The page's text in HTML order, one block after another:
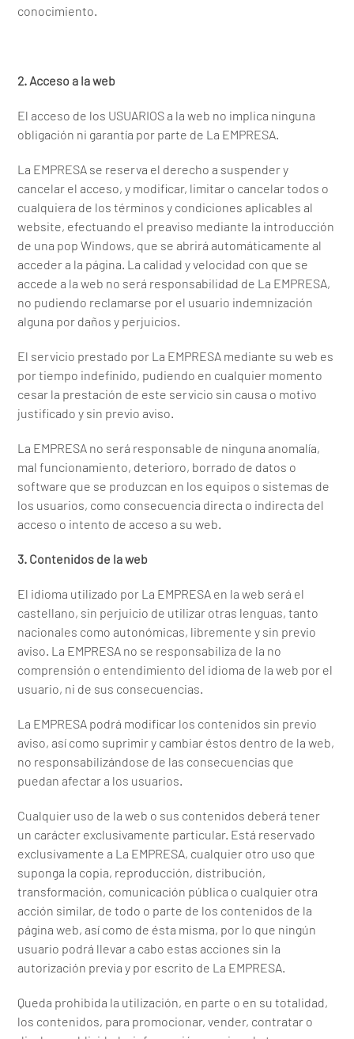
conocimiento.
2. Acceso a la web
El acceso de los USUARIOS a la web no implica ninguna
obligación ni garantía por parte de La EMPRESA.
La EMPRESA se reserva el derecho a suspender y
cancelar el acceso, y modificar, limitar o cancelar todos o
cualquiera de los términos y condiciones aplicables al
website, efectuando el preaviso mediante la introducción
de una pop Windows, que se abrirá automáticamente al
acceder a la página. La calidad y velocidad con que se
accede a la web no será responsabilidad de La EMPRESA,
no pudiendo reclamarse por el usuario indemnización
alguna por daños y perjuicios.
El servicio prestado por La EMPRESA mediante su web es
por tiempo indefinido, pudiendo en cualquier momento
cesar la prestación de este servicio sin causa o motivo
justificado y sin previo aviso.
La EMPRESA no será responsable de ninguna anomalía,
mal funcionamiento, deterioro, borrado de datos o
software que se produzcan en los equipos o sistemas de
los usuarios, como consecuencia directa o indirecta del
acceso o intento de acceso a su web.
3. Contenidos de la web
El idioma utilizado por La EMPRESA en la web será el
castellano, sin perjuicio de utilizar otras lenguas, tanto
nacionales como autonómicas, libremente y sin previo
aviso. La EMPRESA no se responsabiliza de la no
comprensión o entendimiento del idioma de la web por el
usuario, ni de sus consecuencias.
La EMPRESA podrá modificar los contenidos sin previo
aviso, así como suprimir y cambiar éstos dentro de la web,
no responsabilizándose de las consecuencias que
puedan afectar a los usuarios.
Cualquier uso de la web o sus contenidos deberá tener
un carácter exclusivamente particular. Está reservado
exclusivamente a La EMPRESA, cualquier otro uso que
suponga la copia, reproducción, distribución,
transformación, comunicación pública o cualquier otra
acción similar, de todo o parte de los contenidos de la
página web, así como de ésta misma, por lo que ningún
usuario podrá llevar a cabo estas acciones sin la
autorización previa y por escrito de La EMPRESA.
Queda prohibida la utilización, en parte o en su totalidad,
los contenidos, para promocionar, vender, contratar o